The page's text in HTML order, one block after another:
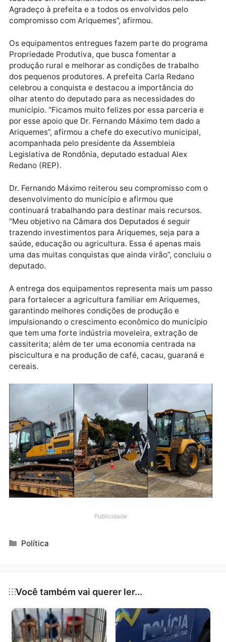
O parlamentar enfatizou a importância da parceria
com a gestão municipal para a concretização de
que beneficiam a população. “Nós conseguimos
os recursos, mas é fundamental o empenho da
prefeitura e do secretário de Agricultura para
tudo isso em funcionamento e atender a
Agradeço à prefeita e a todos os envolvidos pelo
compromisso com Ariquemes”, afirmou.
Os equipamentos entregues fazem parte do
Propriedade Produtiva, que busca fomentar a
produção rural e melhorar as condições de trabalho
dos pequenos produtores. A prefeita Carla Redano
olhar atento do deputado para as necessidades do
município. “Ficamos muito felizes por essa parceria e
por esse apoio que Dr. Fernando Máximo tem dado a
Ariquemes”, afirmou a chefe do executivo municipal,
acompanhada pelo presidente da Assembleia
Legislativa de Rondônia, deputado estadual Alex
Redano (REP).
Dr. Fernando Máximo reiterou seu compromisso com
desenvolvimento do município e afirmou que
continuará trabalhando para destinar mais recursos.
“Meu objetivo na Câmara dos Deputados é seguir
trazendo investimentos para Ariquemes, seja para a
saúde, educação ou agricultura. Essa é apenas mais
uma das muitas conquistas que ainda virão”,
A entrega dos equipamentos representa mais um
para fortalecer a agricultura familiar em Ariquemes,
garantindo melhores condições de produção e
impulsionando o crescimento econômico do
que tem uma forte indústria moveleira, extração de
cassiterita; além de ter uma economia centrada na
piscicultura e na produção de café, cacau, guaraná
cereais.